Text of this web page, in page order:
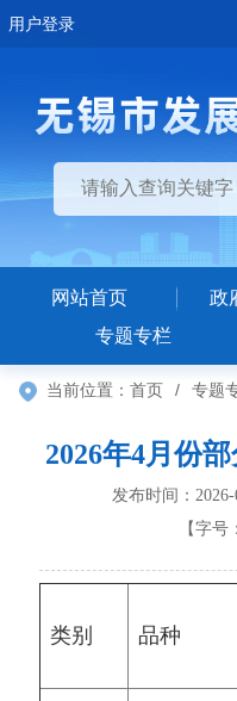
用户登录
网站首页 政
专题专栏
当前位置： 首页 / 专题
2026年4月份
发布时间：
【字号：
类别 品种